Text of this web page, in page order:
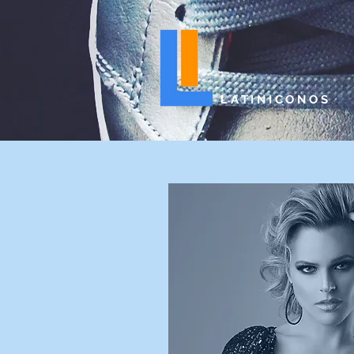
LATINICONOS